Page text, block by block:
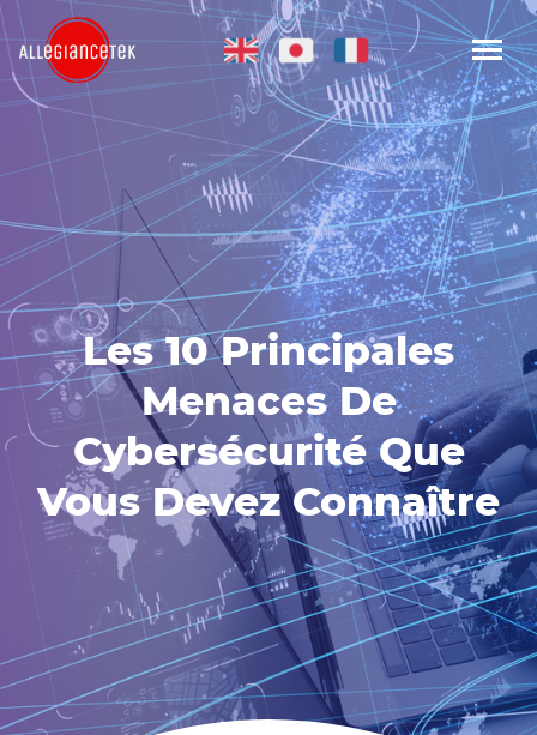
Les 10 Principales
Menaces De
Cybersécurité Que
Vous Devez Connaître